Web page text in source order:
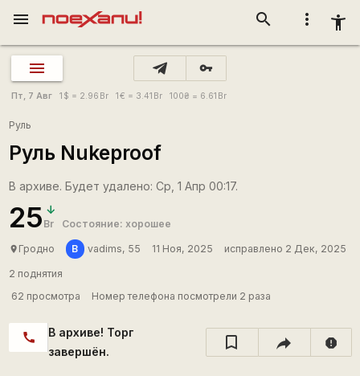
more_vert accessibility_new
search
menu
vpn_key
Пт, 7 Авг 1 $ = 2.96 Br 1€ = 3.41 Br 100₴ = 6.61 Br
Руль
Руль Nukeproof
В архиве. Будет удалено: Ср, 1 Апр 00:17.
25 Br Состояние: хорошее
place Гродно В vadims, 55 11 Ноя, 2025 исправлено 2 Дек, 2025
2 поднятия
62 просмотра
Номер телефона посмотрели 2 раза
call
В архиве! Торг
завершён.
report